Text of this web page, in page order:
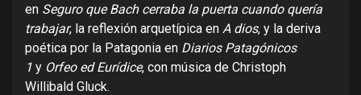
en Seguro que Bach cerraba la puerta cuando quería
trabajar, la reflexión arquetípica en A dios, y la deriva
poética por la Patagonia en Diarios Patagónicos
1 y Orfeo ed Eurídice, con música de Christoph
Willibald Gluck.